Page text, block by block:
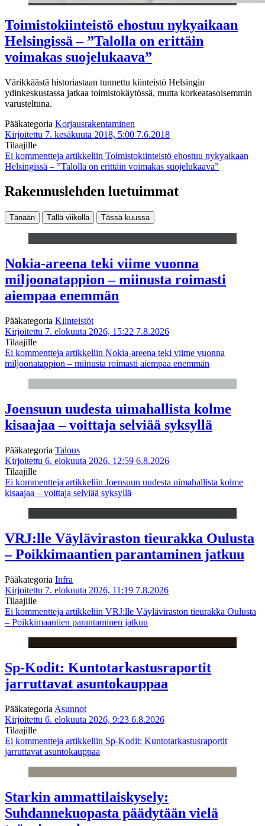
Toimistokiinteistö ehostuu nykyaikaan
Helsingissä – ”Talolla on erittäin
voimakas suojelukaava”
Värikkäästä historiastaan tunnettu kiinteistö Helsingin
ydinkeskustassa jatkaa toimistokäytössä, mutta korkeatasoisemmin
varusteltuna.
Pääkategoria Korjausrakentaminen
Kirjoitettu 7. kesäkuuta 2018, 5:00 7.6.2018
Tilaajille
Ei kommentteja artikkeliin Toimistokiinteistö ehostuu nykyaikaan
Helsingissä – ”Talolla on erittäin voimakas suojelukaava”
Rakennuslehden luetuimmat
Tänään Tällä viikolla Tässä kuussa
Nokia-areena teki viime vuonna
miljoonatappion – miinusta roimasti
aiempaa enemmän
Pääkategoria Kiinteistöt
Kirjoitettu 7. elokuuta 2026, 15:22 7.8.2026
Tilaajille
Ei kommentteja artikkeliin Nokia-areena teki viime vuonna
miljoonatappion – miinusta roimasti aiempaa enemmän
Joensuun uudesta uimahallista kolme
kisaajaa – voittaja selviää syksyllä
Pääkategoria Talous
Kirjoitettu 6. elokuuta 2026, 12:59 6.8.2026
Tilaajille
Ei kommentteja artikkeliin Joensuun uudesta uimahallista kolme
kisaajaa – voittaja selviää syksyllä
VRJ:lle Väyläviraston tieurakka Oulusta
– Poikkimaantien parantaminen jatkuu
Pääkategoria Infra
Kirjoitettu 7. elokuuta 2026, 11:19 7.8.2026
Tilaajille
Ei kommentteja artikkeliin VRJ:lle Väyläviraston tieurakka Oulusta
– Poikkimaantien parantaminen jatkuu
Sp-Kodit: Kuntotarkastusraportit
jarruttavat asuntokauppaa
Pääkategoria Asunnot
Kirjoitettu 6. elokuuta 2026, 9:23 6.8.2026
Tilaajille
Ei kommentteja artikkeliin Sp-Kodit: Kuntotarkastusraportit
jarruttavat asuntokauppaa
Starkin ammattilaiskysely:
Suhdannekuopasta päädytään vielä